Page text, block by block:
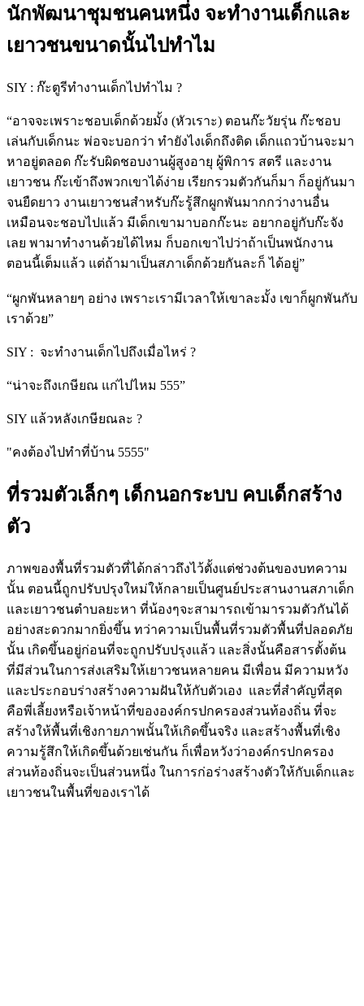
นักพัฒนาชุมชนคนหนึ่ง จะทำงานเด็กและ
เยาวชนขนาดนั้นไปทำไม
SIY : ก๊ะตูรีทำงานเด็กไปทำไม ?
“อาจจะเพราะชอบเด็กด้วยมั้ง (หัวเราะ) ตอนก๊ะวัยรุ่น ก๊ะชอบ
เล่นกับเด็กนะ พ่อจะบอกว่า ทำยังไงเด็กถึงติด เด็กแถวบ้านจะมา
หาอยู่ตลอด ก๊ะรับผิดชอบงานผู้สูงอายุ ผู้พิการ สตรี และงาน
เยาวชน ก๊ะเข้าถึงพวกเขาได้ง่าย เรียกรวมตัวกันก็มา ก็อยู่กันมา
จนยืดยาว งานเยาวชนสำหรับก๊ะรู้สึกผูกพันมากกว่างานอื่น
เหมือนจะชอบไปแล้ว มีเด็กเขามาบอกก๊ะนะ อยากอยู่กับก๊ะจัง
เลย พามาทำงานด้วยได้ไหม ก็บอกเขาไปว่าถ้าเป็นพนักงาน
ตอนนี้เต็มแล้ว แต่ถ้ามาเป็นสภาเด็กด้วยกันละก็ ได้อยู่”
“ผูกพันหลายๆ อย่าง เพราะเรามีเวลาให้เขาละมั้ง เขาก็ผูกพันกับ
เราด้วย”
SIY : จะทำงานเด็กไปถึงเมื่อไหร่ ?
“น่าจะถึงเกษียณ แก่ไปไหม 555”
SIY แล้วหลังเกษียณละ ?
"คงต้องไปทำที่บ้าน 5555"
ที่รวมตัวเล็กๆ เด็กนอกระบบ คบเด็กสร้าง
ตัว
ภาพของพื้นที่รวมตัวที่ได้กล่าวถึงไว้ตั้งแต่ช่วงต้นของบทความ
นั้น ตอนนี้ถูกปรับปรุงใหม่ให้กลายเป็นศูนย์ประสานงานสภาเด็ก
และเยาวชนตำบลยะหา ที่น้องๆจะสามารถเข้ามารวมตัวกันได้
อย่างสะดวกมากยิ่งขึ้น ทว่าความเป็นพื้นที่รวมตัวพื้นที่ปลอดภัย
นั้น เกิดขึ้นอยู่ก่อนที่จะถูกปรับปรุงแล้ว และสิ่งนั้นคือสารตั้งต้น
ที่มีส่วนในการส่งเสริมให้เยาวชนหลายคน มีเพื่อน มีความหวัง
และประกอบร่างสร้างความฝันให้กับตัวเอง และที่สำคัญที่สุด
คือพี่เลี้ยงหรือเจ้าหน้าที่ขององค์กรปกครองส่วนท้องถิ่น ที่จะ
สร้างให้พื้นที่เชิงกายภาพนั้นให้เกิดขึ้นจริง และสร้างพื้นที่เชิง
ความรู้สึกให้เกิดขึ้นด้วยเช่นกัน ก็เพื่อหวังว่าองค์กรปกครอง
ส่วนท้องถิ่นจะเป็นส่วนหนึ่ง ในการก่อร่างสร้างตัวให้กับเด็กและ
เยาวชนในพื้นที่ของเราได้